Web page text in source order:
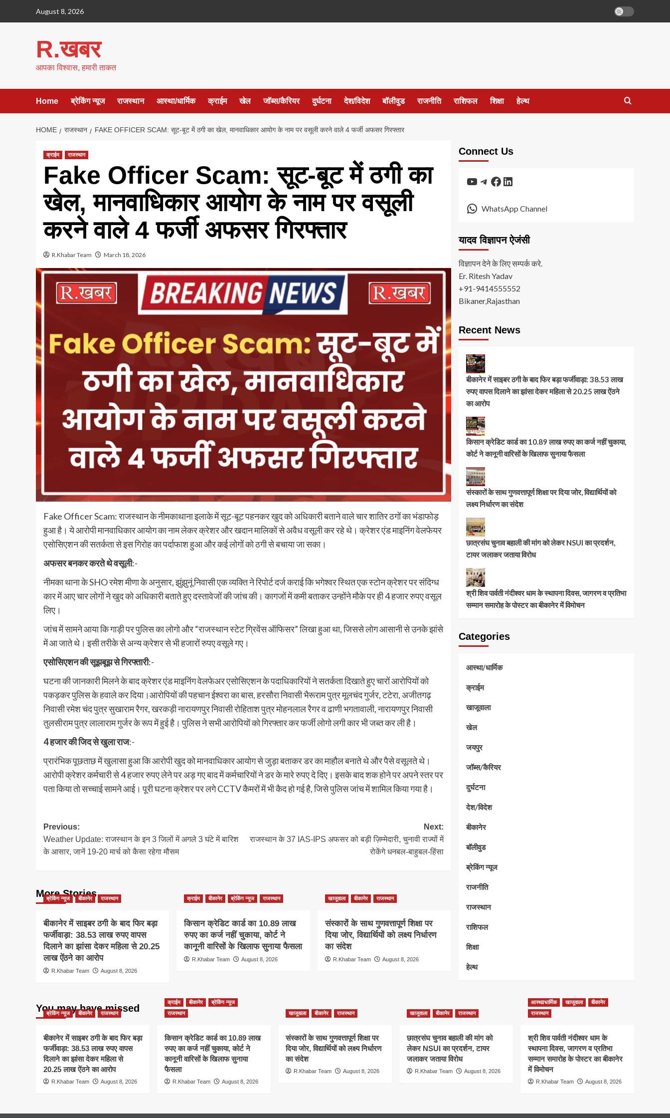
August 8, 2026
R.खबर
आपका विश्वास, हमारी ताकत
Home ब्रेकिंग न्यूज राजस्थान आस्था/धार्मिक क्राईम खेल जॉब्स/कैरियर दुर्घटना देश/विदेश बॉलीवुड राजनीति राशिफल शिक्षा हेल्थ
HOME राजस्थान FAKE OFFICER SCAM: सूट-बूट में ठगी का खेल, मानवाधिकार आयोग के नाम पर वसूली करने वाले 4 फर्जी अफसर गिरफ्तार
क्राईम राजस्थान
Fake Officer Scam: सूट-बूट में ठगी का
खेल, मानवाधिकार आयोग के नाम पर वसूली
करने वाले 4 फर्जी अफसर गिरफ्तार
R.Khabar Team March 18, 2026
Fake Officer Scam: राजस्थान के नीमकाथाना इलाके में सूट-बूट पहनकर खुद को अधिकारी बताने वाले चार शातिर ठगों का भंडाफोड़
हुआ है। ये आरोपी मानवाधिकार आयोग का नाम लेकर क्रेशर और खदान मालिकों से अवैध वसूली कर रहे थे। क्रेशर एंड माइनिंग वेलफेयर
एसोसिएशन की सतर्कता से इस गिरोह का पर्दाफाश हुआ और कई लोगों को ठगी से बचाया जा सका।
अफसर बनकर करते थे वसूली:-
नीमका थाना के SHO रमेश मीणा के अनुसार, झुंझुनूं निवासी एक व्यक्ति ने रिपोर्ट दर्ज कराई कि भगेश्वर स्थित एक स्टोन क्रेशर पर संदिग्ध
कार में आए चार लोगों ने खुद को अधिकारी बताते हुए दस्तावेजों की जांच की। कागजों में कमी बताकर उन्होंने मौके पर ही 4 हजार रुपए वसूल
लिए।
जांच में सामने आया कि गाड़ी पर पुलिस का लोगो और “राजस्थान स्टेट ग्रिवेंस ऑफिसर” लिखा हुआ था, जिससे लोग आसानी से उनके झांसे
में आ जाते थे। इसी तरीके से अन्य क्रेशर से भी हजारों रुपए वसूले गए।
एसोसिएशन की सूझबूझ से गिरफ्तारी:-
घटना की जानकारी मिलने के बाद क्रेशर एंड माइनिंग वेलफेअर एसोसिएशन के पदाधिकारियों ने सतर्कता दिखाते हुए चारों आरोपियों को
पकड़कर पुलिस के हवाले कर दिया।आरोपियों की पहचान ईश्वरा का बास, हरसौरा निवासी भैरूराम पुत्र मूलचंद गुर्जर, टटेरा, अजीतगढ़
निवासी रमेश चंद पुत्र सुखाराम रैगर, खरकड़ी नारायणपुर निवासी रोहिताश पुत्र मोहनलाल रैगर व ढाणी भगतावाली, नारायणपुर निवासी
तुलसीराम पुत्र लालाराम गुर्जर के रूप में हुई है। पुलिस ने सभी आरोपियों को गिरफ्तार कर फर्जी लोगो लगी कार भी जब्त कर ली है।
4 हजार की जिद से खुला राज:-
प्रारंभिक पूछताछ में खुलासा हुआ कि आरोपी खुद को मानवाधिकार आयोग से जुड़ा बताकर डर का माहौल बनाते थे और पैसे वसूलते थे।
आरोपी क्रेशर कर्मचारी से 4 हजार रुपए लेने पर अड़ गए बाद में कर्मचारियों ने डर के मारे रुपए दे दिए। इसके बाद शक होने पर अपने स्तर पर
पता किया तो सच्चाई सामने आई। पूरी घटना क्रेशर पर लगे CCTV कैमरों में भी कैद हो गई है, जिसे पुलिस जांच में शामिल किया गया है।
Post
navigation
Previous:
Weather Update: राजस्थान के इन 3 जिलों में अगले 3 घंटे में बारिश
के आसार, जानें 19-20 मार्च को कैसा रहेगा मौसम
Next:
राजस्थान के 37 IAS-IPS अफसर को बड़ी ज़िम्मेदारी, चुनावी राज्यों में
रोकेंगे धनबल-बाहुबल-हिंसा
More Stories
ब्रेकिंग न्यूज बीकानेर राजस्थान
बीकानेर में साइबर ठगी के बाद फिर बड़ा
फर्जीवाड़ा: 38.53 लाख रुपए वापस
दिलाने का झांसा देकर महिला से 20.25
लाख ऐंठने का आरोप
R.Khabar Team August 8, 2026
क्राईम बीकानेर ब्रेकिंग न्यूज राजस्थान
किसान क्रेडिट कार्ड का 10.89 लाख
रुपए का कर्ज नहीं चुकाया, कोर्ट ने
कानूनी वारिसों के खिलाफ सुनाया फैसला
R.Khabar Team August 8, 2026
खाजूवाला बीकानेर राजस्थान
संस्कारों के साथ गुणवत्तापूर्ण शिक्षा पर
दिया जोर, विद्यार्थियों को लक्ष्य निर्धारण
का संदेश
R.Khabar Team August 8, 2026
Connect Us
YouTube
Telegram
Facebook
LinkedIn
WhatsApp Channel
यादव विज्ञापन ऐजंसी
विज्ञापन देने के लिए सम्पर्क करे.
Er. Ritesh Yadav
+91-9414555552
Bikaner,Rajasthan
Recent News
बीकानेर में साइबर ठगी के बाद फिर बड़ा फर्जीवाड़ा: 38.53 लाख
रुपए वापस दिलाने का झांसा देकर महिला से 20.25 लाख ऐंठने
का आरोप
किसान क्रेडिट कार्ड का 10.89 लाख रुपए का कर्ज नहीं चुकाया,
कोर्ट ने कानूनी वारिसों के खिलाफ सुनाया फैसला
संस्कारों के साथ गुणवत्तापूर्ण शिक्षा पर दिया जोर, विद्यार्थियों को
लक्ष्य निर्धारण का संदेश
छात्रसंघ चुनाव बहाली की मांग को लेकर NSUI का प्रदर्शन,
टायर जलाकर जताया विरोध
श्री शिव पार्वती नंदीश्वर धाम के स्थापना दिवस, जागरण व प्रतिभा
सम्मान समारोह के पोस्टर का बीकानेर में विमोचन
Categories
आस्था/धार्मिक
क्राईम
खाजूवाला
खेल
जयपुर
जॉब्स/कैरियर
दुर्घटना
देश/विदेश
बीकानेर
बॉलीवुड
ब्रेकिंग न्यूज
राजनीति
राजस्थान
राशिफल
शिक्षा
हेल्थ
You may have missed
ब्रेकिंग न्यूज बीकानेर राजस्थान
बीकानेर में साइबर ठगी के बाद फिर बड़ा
फर्जीवाड़ा: 38.53 लाख रुपए वापस
दिलाने का झांसा देकर महिला से
20.25 लाख ऐंठने का आरोप
R.Khabar Team August 8, 2026
क्राईम बीकानेर
ब्रेकिंग न्यूज
राजस्थान
किसान क्रेडिट कार्ड का 10.89 लाख
रुपए का कर्ज नहीं चुकाया, कोर्ट ने
कानूनी वारिसों के खिलाफ सुनाया
फैसला
R.Khabar Team August 8, 2026
खाजूवाला बीकानेर राजस्थान
संस्कारों के साथ गुणवत्तापूर्ण शिक्षा पर
दिया जोर, विद्यार्थियों को लक्ष्य निर्धारण
का संदेश
R.Khabar Team August 8, 2026
खाजूवाला बीकानेर राजस्थान
छात्रसंघ चुनाव बहाली की मांग को
लेकर NSUI का प्रदर्शन, टायर
जलाकर जताया विरोध
R.Khabar Team August 8, 2026
आस्था/धार्मिक खाजूवाला
बीकानेर
राजस्थान
श्री शिव पार्वती नंदीश्वर धाम के
स्थापना दिवस, जागरण व प्रतिभा
सम्मान समारोह के पोस्टर का बीकानेर
में विमोचन
R.Khabar Team August 8, 2026